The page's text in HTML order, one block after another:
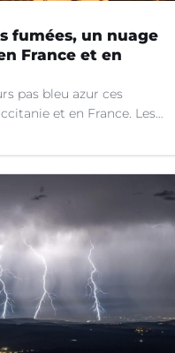
fumées, un nuage
France et en
pas bleu azur ces
et en France. Les